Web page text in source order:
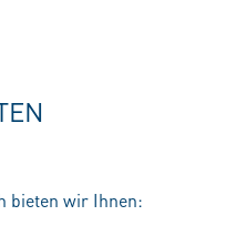
bieten wir Ihnen: